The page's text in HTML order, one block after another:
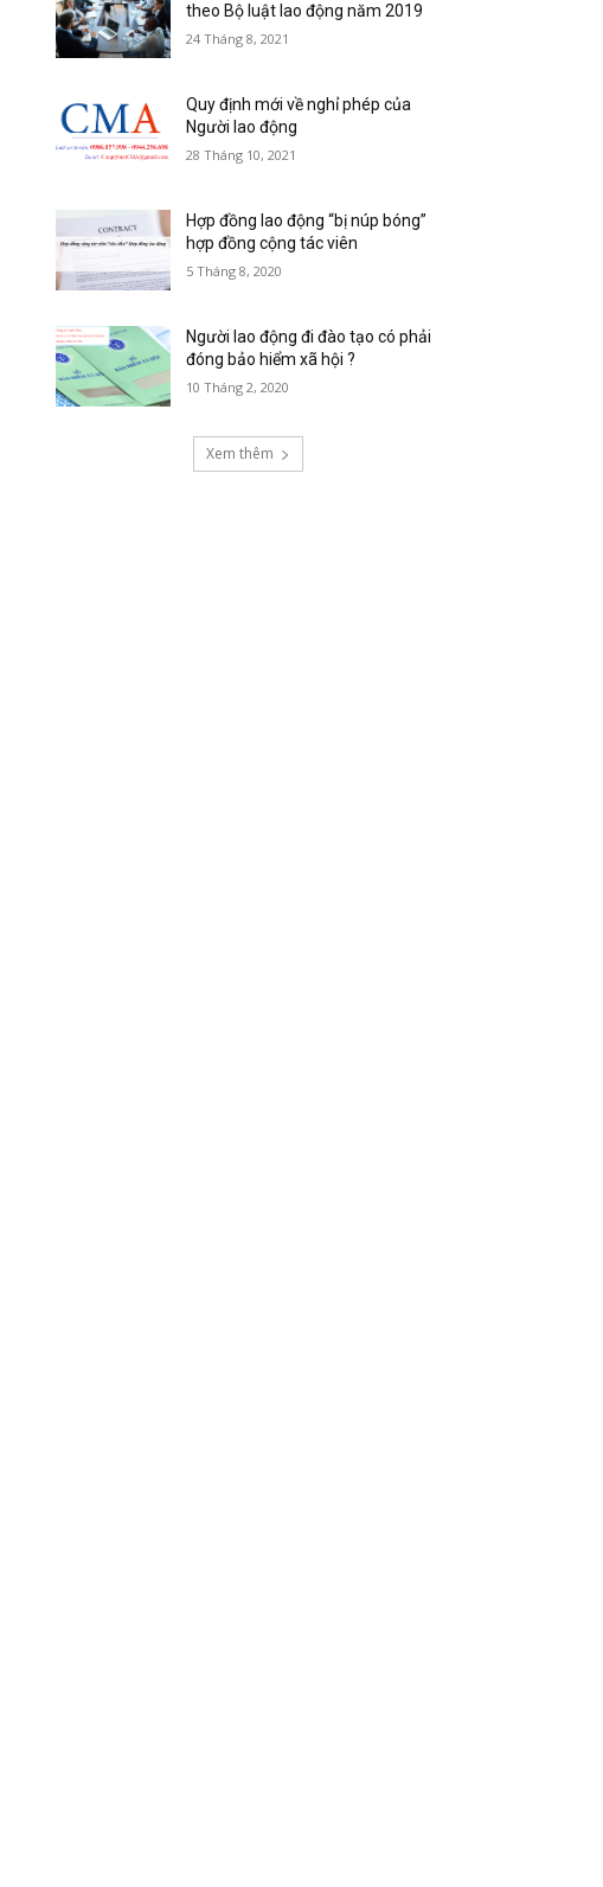
theo Bộ luật lao động năm 2019
24 Tháng 8, 2021
Quy định mới về nghỉ phép của
Người lao động
28 Tháng 10, 2021
Hợp đồng lao động “bị núp bóng”
hợp đồng cộng tác viên
5 Tháng 8, 2020
Người lao động đi đào tạo có phải
đóng bảo hiểm xã hội ?
10 Tháng 2, 2020
Xem thêm